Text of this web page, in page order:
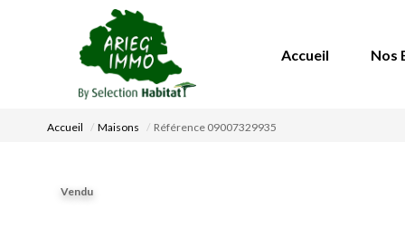
Accueil Nos
Accueil Maisons Référence 09007329935
Vendu